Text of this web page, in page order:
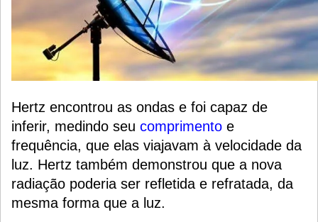
Hertz encontrou as ondas e foi capaz de
inferir, medindo seu comprimento e
frequência, que elas viajavam à velocidade da
luz. Hertz também demonstrou que a nova
radiação poderia ser refletida e refratada, da
mesma forma que a luz.